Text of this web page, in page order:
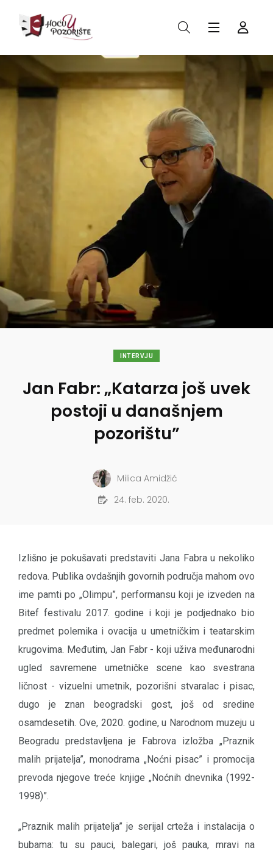
INTERVJU
Jan Fabr: „Katarza još uvek
postoji u današnjem
pozorištu”
Milica Amidžić
24. feb. 2020.
Izlišno je pokušavati predstaviti Jana Fabra u nekoliko
redova. Publika ovdašnjih govornih područja mahom ovo
ime pamti po „Olimpu”, performansu koji je izveden na
Bitef festivalu 2017. godine i koji je podjednako bio
predmet polemika i ovacija u umetničkim i teatarskim
krugovima. Međutim, Jan Fabr - koji uživa međunarodni
ugled savremene umetničke scene kao svestrana
ličnost - vizuelni umetnik, pozorišni stvaralac i pisac,
dugo je znan beogradski gost, još od sredine
osamdesetih. Ove, 2020. godine, u Narodnom muzeju u
Beogradu predstavljena je Fabrova izložba „Praznik
malih prijatelja”, monodrama „Noćni pisac” i promocija
prevoda njegove treće knjige „Noćnih dnevnika (1992-
1998)”.
„Praznik malih prijatelja” je serijal crteža i instalacija o
bubama: tu su pauci, balegari, još pauka, mravi na